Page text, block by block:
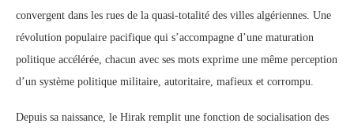
convergent dans les rues de la quasi-totalité des villes algériennes. Une
révolution populaire pacifique qui s’accompagne d’une maturation
politique accélérée, chacun avec ses mots exprime une même perception
d’un système politique militaire, autoritaire, mafieux et corrompu.
Depuis sa naissance, le Hirak remplit une fonction de socialisation des